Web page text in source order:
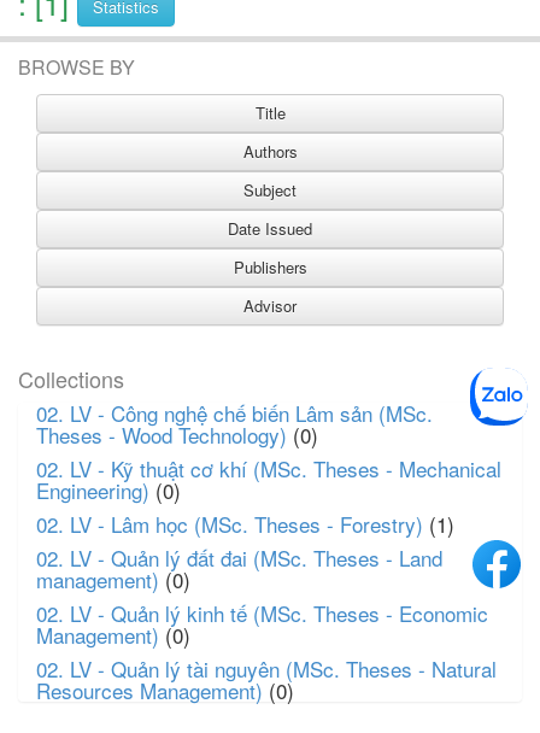
Statistics
BROWSE BY
Collections
02. LV - Công nghệ chế biến Lâm sản (MSc.
Theses - Wood Technology) (0)
02. LV - Kỹ thuật cơ khí (MSc. Theses - Mechanical
Engineering) (0)
02. LV - Lâm học (MSc. Theses - Forestry) (1)
02. LV - Quản lý đất đai (MSc. Theses - Land
management) (0)
02. LV - Quản lý kinh tế (MSc. Theses - Economic
Management) (0)
02. LV - Quản lý tài nguyên (MSc. Theses - Natural
Resources Management) (0)